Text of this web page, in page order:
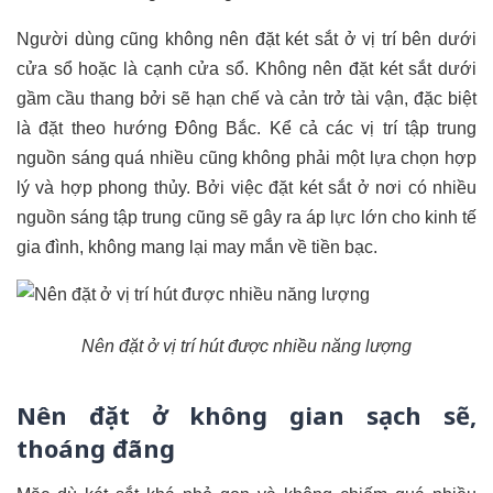
Người dùng cũng không nên đặt két sắt ở vị trí bên dưới
cửa sổ hoặc là cạnh cửa sổ. Không nên đặt két sắt dưới
gầm cầu thang bởi sẽ hạn chế và cản trở tài vận, đặc biệt
là đặt theo hướng Đông Bắc. Kể cả các vị trí tập trung
nguồn sáng quá nhiều cũng không phải một lựa chọn hợp
lý và hợp phong thủy. Bởi việc đặt két sắt ở nơi có nhiều
nguồn sáng tập trung cũng sẽ gây ra áp lực lớn cho kinh tế
gia đình, không mang lại may mắn về tiền bạc.
Nên đặt ở vị trí hút được nhiều năng lượng
Nên đặt ở không gian sạch sẽ,
thoáng đãng